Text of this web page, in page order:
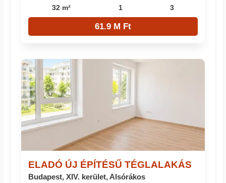
32 m² 1 3
61.9 M Ft
ELADÓ ÚJ ÉPÍTÉSŰ TÉGLALAKÁS
Budapest, XIV. kerület, Alsórákos